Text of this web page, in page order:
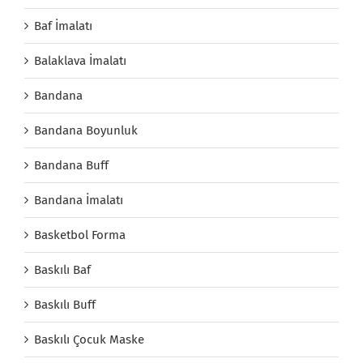
Baf İmalatı
Balaklava İmalatı
Bandana
Bandana Boyunluk
Bandana Buff
Bandana İmalatı
Basketbol Forma
Baskılı Baf
Baskılı Buff
Baskılı Çocuk Maske